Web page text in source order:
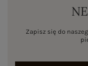
Zapisz się do